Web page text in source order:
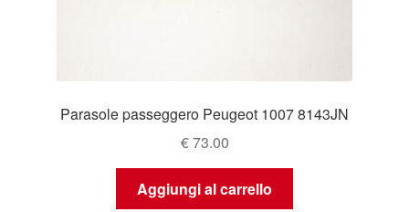
Parasole passeggero Peugeot 1007 8143JN
€73.00
Aggiungi al carrello